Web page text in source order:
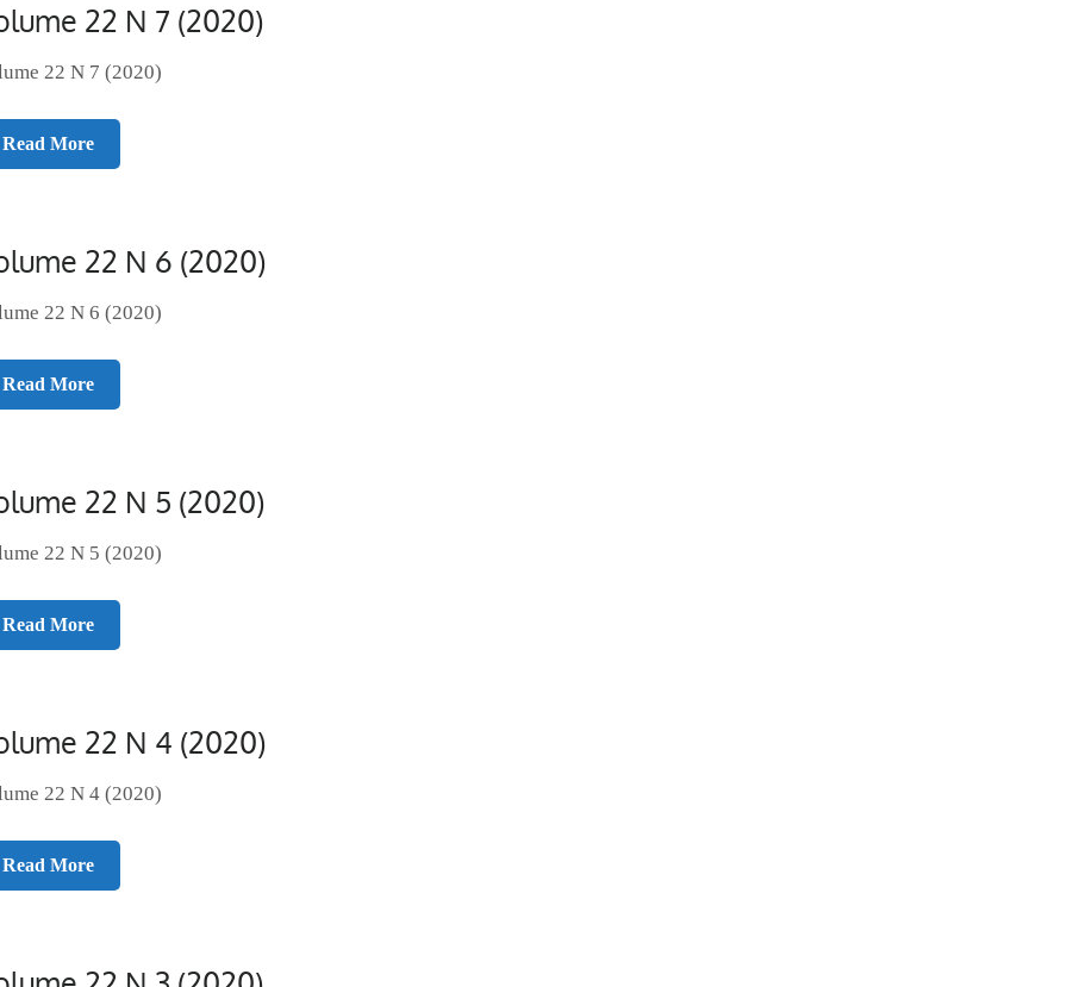
22 N 7 (2020)
22 N 7 (2020)
Read More
22 N 6 (2020)
22 N 6 (2020)
Read More
22 N 5 (2020)
22 N 5 (2020)
Read More
22 N 4 (2020)
22 N 4 (2020)
Read More